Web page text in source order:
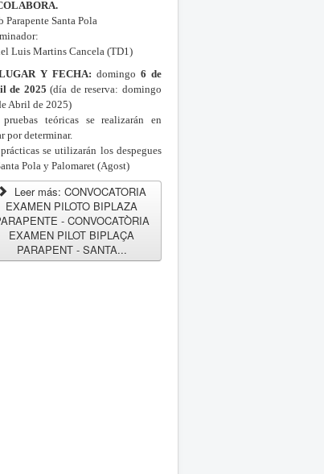
Parapente Santa Pola
Luis Martins Cancela (TD1)
Y FECHA: domingo 6 de
de 2025 (día de reserva: domingo
Abril de 2025)
pruebas teóricas se realizarán en
por determinar.
se utilizarán los despegues
Pola y Palomaret (Agost)
Leer más: CONVOCATORIA
EXAMEN PILOTO BIPLAZA
- CONVOCATÒRIA
EXAMEN PILOT BIPLAÇA
PARAPENT - SANTA...